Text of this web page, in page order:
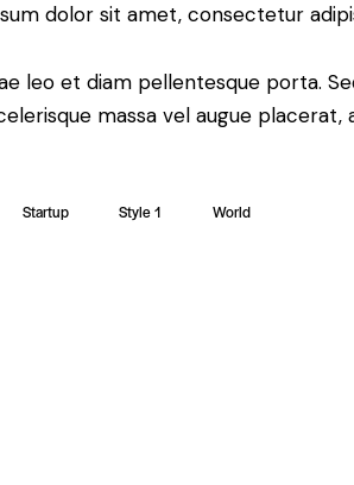
dolor sit amet, consectetur
leo et diam pellentesque porta.
massa vel augue
Startup Style 1 World